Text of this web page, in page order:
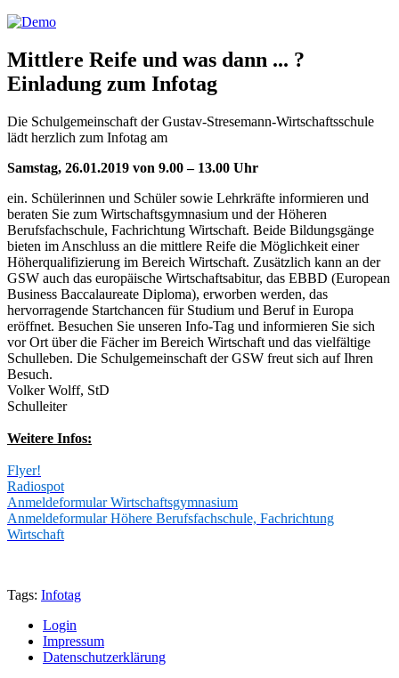
Mittlere Reife und was dann ... ?
Einladung zum Infotag
Die Schulgemeinschaft der Gustav-Stresemann-Wirtschaftsschule
lädt herzlich zum Infotag am
Samstag, 26.01.2019 von 9.00 – 13.00 Uhr
ein. Schülerinnen und Schüler sowie Lehrkräfte informieren und
beraten Sie zum Wirtschaftsgymnasium und der Höheren
Berufsfachschule, Fachrichtung Wirtschaft. Beide Bildungsgänge
bieten im Anschluss an die mittlere Reife die Möglichkeit einer
Höherqualifizierung im Bereich Wirtschaft. Zusätzlich kann an der
GSW auch das europäische Wirtschaftsabitur, das EBBD (European
Business Baccalaureate Diploma), erworben werden, das
hervorragende Startchancen für Studium und Beruf in Europa
eröffnet. Besuchen Sie unseren Info-Tag und informieren Sie sich
vor Ort über die Fächer im Bereich Wirtschaft und das vielfältige
Schulleben. Die Schulgemeinschaft der GSW freut sich auf Ihren
Besuch.
Volker Wolff, StD
Schulleiter
Weitere Infos:
Flyer!
Radiospot
Anmeldeformular Wirtschaftsgymnasium
Anmeldeformular Höhere Berufsfachschule, Fachrichtung
Wirtschaft
Tags: Infotag
Login
Impressum
Datenschutzerklärung